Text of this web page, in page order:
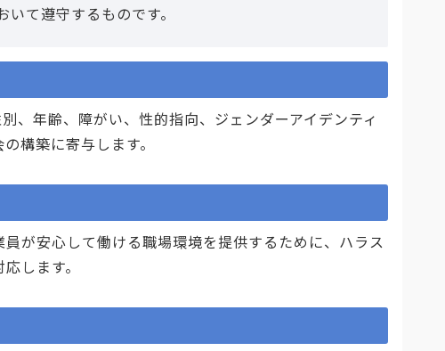
て遵守するものです。
、年齢、障がい、性的指向、ジェンダーアイデンティ
構築に寄与します。
が安心して働ける職場環境を提供するために、ハラス
します。